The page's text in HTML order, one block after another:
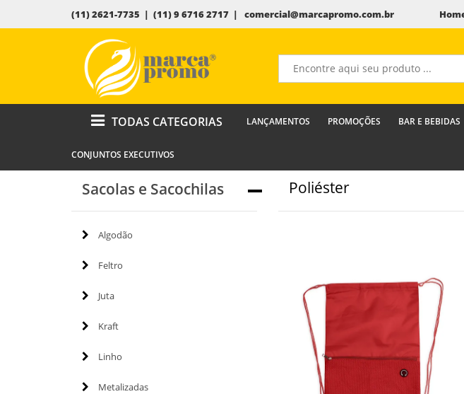
(11) 2621-7735 | (11) 9 6716 2717 | comercial@marcapromo.com.br
TODAS CATEGORIAS LANÇAMENTOS PROMOÇÕES BAR E BEBIDAS
CONJUNTOS EXECUTIVOS
Sacolas e Sacochilas
Algodão
Feltro
Juta
Kraft
Linho
Metalizadas
Poliéster